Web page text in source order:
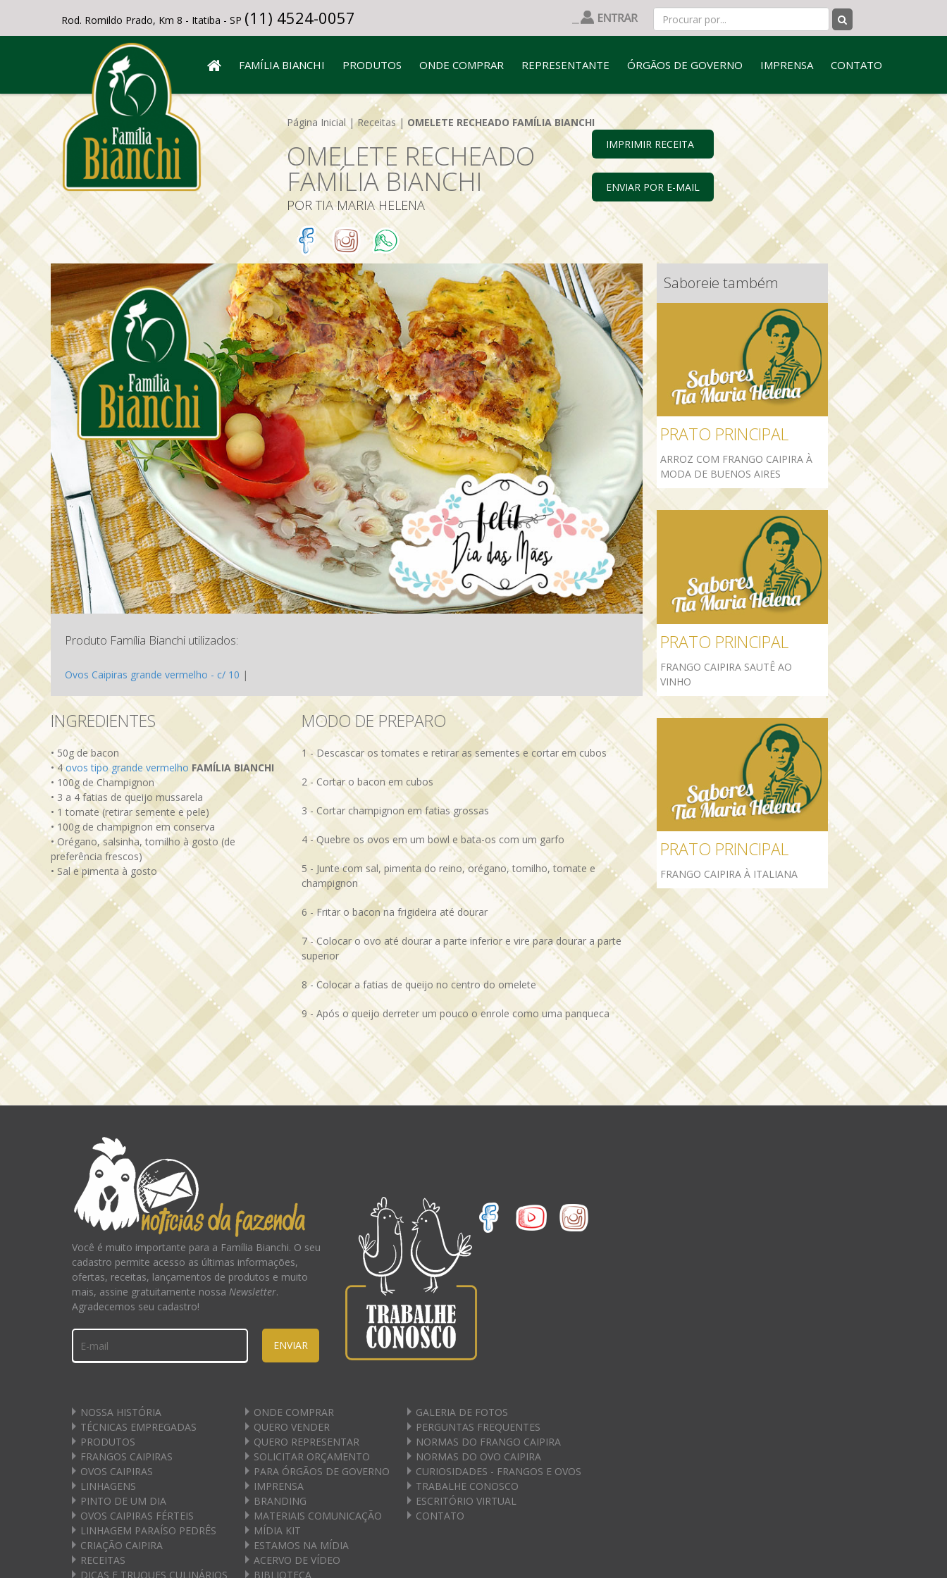
Rod. Romildo Prado, Km 8 - Itatiba - SP (11) 4524-0057
FAMÍLIA BIANCHI PRODUTOS ONDE COMPRAR REPRESENTANTE ÓRGÃOS DE GOVERNO IMPRENSA CONTATO
Página Inicial|Receitas| OMELETE RECHEADO FAMÍLIA BIANCHI
OMELETE RECHEADO
FAMÍLIA BIANCHI
POR TIA MARIA HELENA
IMPRIMIR RECEITA
ENVIAR POR E-MAIL
Produto Família Bianchi utilizados:
Ovos Caipiras grande vermelho - c/ 10 |
INGREDIENTES
• 50g de bacon
• 4ovos tipo grande vermelho FAMÍLIA BIANCHI
• 100g de Champignon
• 3 a 4 fatias de queijo mussarela
• 1 tomate (retirar semente e pele)
• 100g de champignon em conserva
• Orégano, salsinha, tomilho à gosto (de
preferência frescos)
• Sal e pimenta à gosto
MODO DE PREPARO
1 - Descascar os tomates e retirar as sementes e cortar em cubos
2 - Cortar o bacon em cubos
3 - Cortar champignon em fatias grossas
4 - Quebre os ovos em um bowl e bata-os com um garfo
5 - Junte com sal, pimenta do reino, orégano, tomilho, tomate e
champignon
6 - Fritar o bacon na frigideira até dourar
7 - Colocar o ovo até dourar a parte inferior e vire para dourar a parte
superior
8 - Colocar a fatias de queijo no centro do omelete
9 - Após o queijo derreter um pouco o enrole como uma panqueca
Saboreie também
PRATO PRINCIPAL
ARROZ COM FRANGO CAIPIRA À
MODA DE BUENOS AIRES
PRATO PRINCIPAL
FRANGO CAIPIRA SAUTÊ AO
VINHO
PRATO PRINCIPAL
FRANGO CAIPIRA À ITALIANA
Você é muito importante para a Família Bianchi. O seu
cadastro permite acesso as últimas informações,
ofertas, receitas, lançamentos de produtos e muito
mais, assine gratuitamente nossa Newsletter.
Agradecemos seu cadastro!
ENVIAR
NOSSA HISTÓRIA
TÉCNICAS EMPREGADAS
PRODUTOS
FRANGOS CAIPIRAS
OVOS CAIPIRAS
LINHAGENS
PINTO DE UM DIA
OVOS CAIPIRAS FÉRTEIS
LINHAGEM PARAÍSO PEDRÊS
CRIAÇÃO CAIPIRA
RECEITAS
DICAS E TRUQUES CULINÁRIOS
ONDE COMPRAR
QUERO VENDER
QUERO REPRESENTAR
SOLICITAR ORÇAMENTO
PARA ÓRGÃOS DE GOVERNO
IMPRENSA
BRANDING
MATERIAIS COMUNICAÇÃO
MÍDIA KIT
ESTAMOS NA MÍDIA
ACERVO DE VÍDEO
BIBLIOTECA
GALERIA DE FOTOS
PERGUNTAS FREQUENTES
NORMAS DO FRANGO CAIPIRA
NORMAS DO OVO CAIPIRA
CURIOSIDADES - FRANGOS E OVOS
TRABALHE CONOSCO
ESCRITÓRIO VIRTUAL
CONTATO